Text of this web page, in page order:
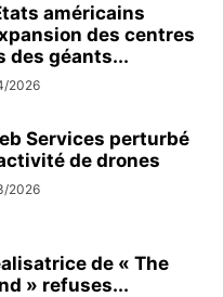
américains
des centres
des géants...
2026
Services perturbé
de drones
2026
de « The
» refuses...